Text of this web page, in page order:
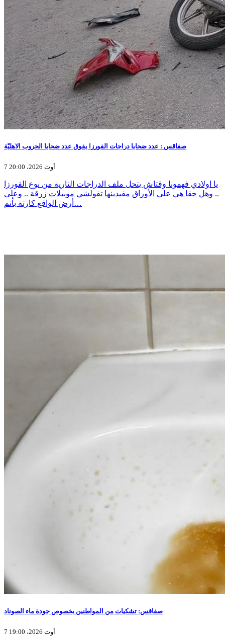
صفاقس : عدد ضحايا دراجات الفورزا يفوق عدد ضحايا الحروب الاهليّة
7 أوت 2026، 20:00
يا اولادي فهمونا وقتاش يتحل ملف الدراجات النارية من نوع الفورزا
.. وهل حقا هي على الأوراق مقيدينها تقولشي موبيلات زرقة .. وعلى
أرض الواقع كارثة بأتم…
صفاقس: تشكيات من المواطنين بخصوص جودة ماء الصوناد
7 أوت 2026، 19:00